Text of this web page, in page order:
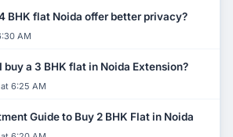
BHK flat Noida offer better privacy?
AM
buy a 3 BHK flat in Noida Extension?
6:25 AM
Guide to Buy 2 BHK Flat in Noida